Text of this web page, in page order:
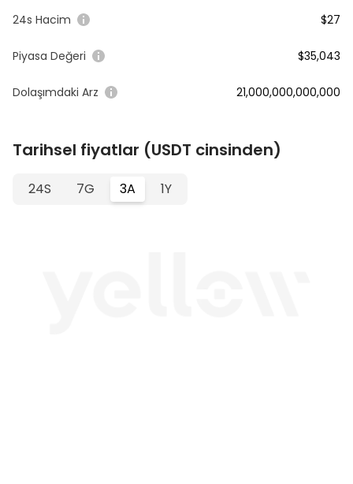
24s Hacim $27
Piyasa Değeri $35,043
Dolaşımdaki Arz 21,000,000,000,000
Tarihsel fiyatlar (USDT cinsinden)
24S 7G 3A 1Y